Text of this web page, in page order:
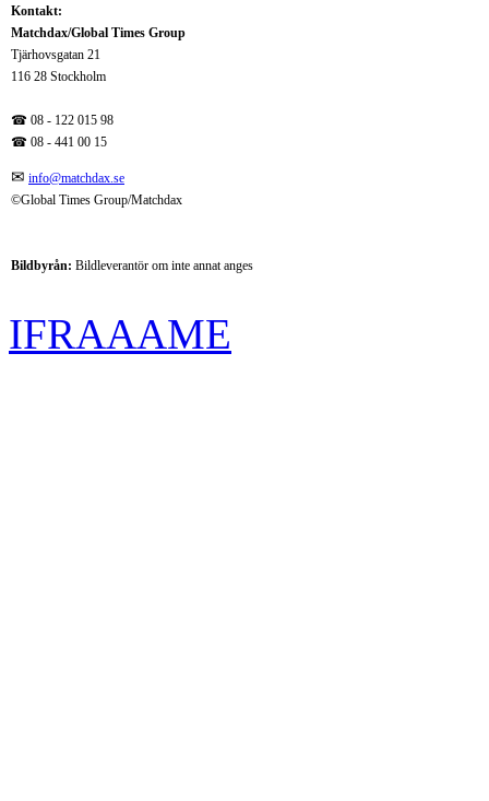
Kontakt:
Matchdax/Global Times Group
Tjärhovsgatan 21
116 28 Stockholm
☎ 08 - 122 015 98
☎ 08 - 441 00 15
✉ info@matchdax.se
©Global Times Group/Matchdax
Bildbyrån: Bildleverantör om inte annat anges
IFRAAAME